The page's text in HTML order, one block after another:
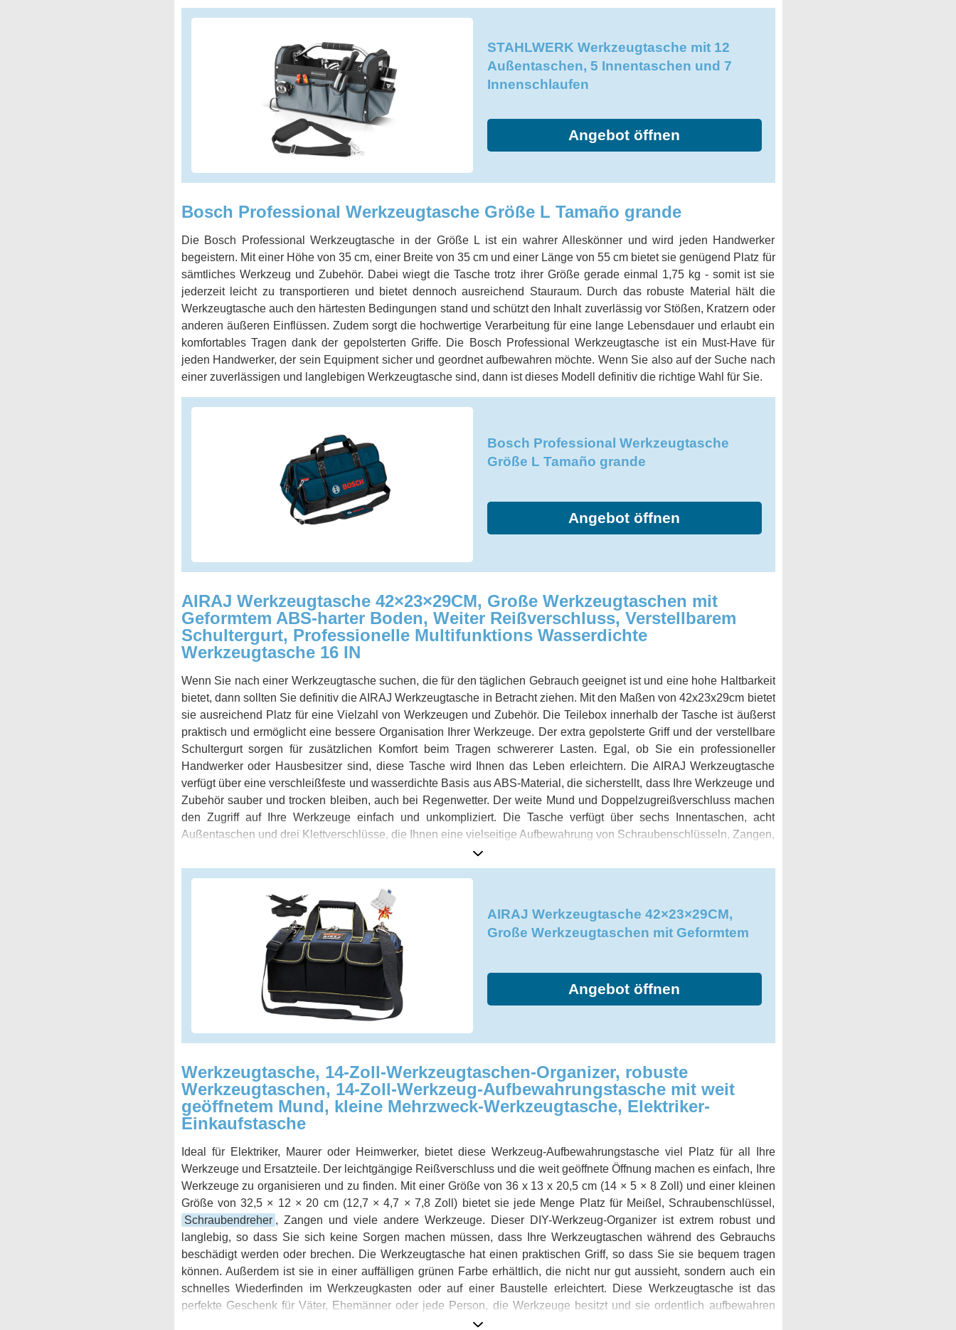
STAHLWERK Werkzeugtasche mit 12
Außentaschen, 5 Innentaschen und 7
Innenschlaufen
Angebot öffnen
Bosch Professional Werkzeugtasche Größe L Tamaño grande
Die Bosch Professional Werkzeugtasche in der Größe L ist ein wahrer Alleskönner und wird jeden Handwerker
begeistern. Mit einer Höhe von 35 cm, einer Breite von 35 cm und einer Länge von 55 cm bietet sie genügend Platz für
sämtliches Werkzeug und Zubehör. Dabei wiegt die Tasche trotz ihrer Größe gerade einmal 1,75 kg - somit ist sie
jederzeit leicht zu transportieren und bietet dennoch ausreichend Stauraum. Durch das robuste Material hält die
Werkzeugtasche auch den härtesten Bedingungen stand und schützt den Inhalt zuverlässig vor Stößen, Kratzern oder
anderen äußeren Einflüssen. Zudem sorgt die hochwertige Verarbeitung für eine lange Lebensdauer und erlaubt ein
komfortables Tragen dank der gepolsterten Griffe. Die Bosch Professional Werkzeugtasche ist ein Must-Have für
jeden Handwerker, der sein Equipment sicher und geordnet aufbewahren möchte. Wenn Sie also auf der Suche nach
einer zuverlässigen und langlebigen Werkzeugtasche sind, dann ist dieses Modell definitiv die richtige Wahl für Sie.
Bosch Professional Werkzeugtasche
Größe L Tamaño grande
Angebot öffnen
AIRAJ Werkzeugtasche 42×23×29CM, Große Werkzeugtaschen mit
Geformtem ABS-harter Boden, Weiter Reißverschluss, Verstellbarem
Schultergurt, Professionelle Multifunktions Wasserdichte
Werkzeugtasche 16 IN
Wenn Sie nach einer Werkzeugtasche suchen, die für den täglichen Gebrauch geeignet ist und eine hohe Haltbarkeit
bietet, dann sollten Sie definitiv die AIRAJ Werkzeugtasche in Betracht ziehen. Mit den Maßen von 42x23x29cm bietet
sie ausreichend Platz für eine Vielzahl von Werkzeugen und Zubehör. Die Teilebox innerhalb der Tasche ist äußerst
praktisch und ermöglicht eine bessere Organisation Ihrer Werkzeuge. Der extra gepolsterte Griff und der verstellbare
Schultergurt sorgen für zusätzlichen Komfort beim Tragen schwererer Lasten. Egal, ob Sie ein professioneller
Handwerker oder Hausbesitzer sind, diese Tasche wird Ihnen das Leben erleichtern. Die AIRAJ Werkzeugtasche
verfügt über eine verschleißfeste und wasserdichte Basis aus ABS-Material, die sicherstellt, dass Ihre Werkzeuge und
Zubehör sauber und trocken bleiben, auch bei Regenwetter. Der weite Mund und Doppelzugreißverschluss machen
den Zugriff auf Ihre Werkzeuge einfach und unkompliziert. Die Tasche verfügt über sechs Innentaschen, acht
Außentaschen und drei Klettverschlüsse, die Ihnen eine vielseitige Aufbewahrung von Schraubenschlüsseln, Zangen,
Schraubendrehern und Zubehör ermöglichen. Der doppelt gelegte Stoff und feine Nähte machen die Tasche äußerst
robust und langlebig, so dass Sie sich keine Sorgen machen müssen, dass Ihre Werkzeugtasche beschädigt wird
Tasche, die unübertroffene Haltbarkeit und Zuverlässigkeit bietet. Wenn Sie viel unterwegs sind und eine
Werkzeugtasche brauchen, die alles verträgt, was Sie ihr abverlangen, dann ist die AIRAJ Werkzeugtasche definitiv
die richtige Wahl für Sie.
AIRAJ Werkzeugtasche 42×23×29CM,
Große Werkzeugtaschen mit Geformtem
Angebot öffnen
Werkzeugtasche, 14-Zoll-Werkzeugtaschen-Organizer, robuste
Werkzeugtaschen, 14-Zoll-Werkzeug-Aufbewahrungstasche mit weit
geöffnetem Mund, kleine Mehrzweck-Werkzeugtasche, Elektriker-
Einkaufstasche
Ideal für Elektriker, Maurer oder Heimwerker, bietet diese Werkzeug-Aufbewahrungstasche viel Platz für all Ihre
Werkzeuge und Ersatzteile. Der leichtgängige Reißverschluss und die weit geöffnete Öffnung machen es einfach, Ihre
Werkzeuge zu organisieren und zu finden. Mit einer Größe von 36 x 13 x 20,5 cm (14 × 5 × 8 Zoll) und einer kleinen
Größe von 32,5 × 12 × 20 cm (12,7 × 4,7 × 7,8 Zoll) bietet sie jede Menge Platz für Meißel, Schraubenschlüssel,
Schraubendreher , Zangen und viele andere Werkzeuge. Dieser DIY-Werkzeug-Organizer ist extrem robust und
langlebig, so dass Sie sich keine Sorgen machen müssen, dass Ihre Werkzeugtaschen während des Gebrauchs
beschädigt werden oder brechen. Die Werkzeugtasche hat einen praktischen Griff, so dass Sie sie bequem tragen
können. Außerdem ist sie in einer auffälligen grünen Farbe erhältlich, die nicht nur gut aussieht, sondern auch ein
schnelles Wiederfinden im Werkzeugkasten oder auf einer Baustelle erleichtert. Diese Werkzeugtasche ist das
perfekte Geschenk für Väter, Ehemänner oder jede Person, die Werkzeuge besitzt und sie ordentlich aufbewahren
möchte. Bestellen Sie jetzt und bringen Sie Ordnung in Ihre Werkzeug-Sammlung!